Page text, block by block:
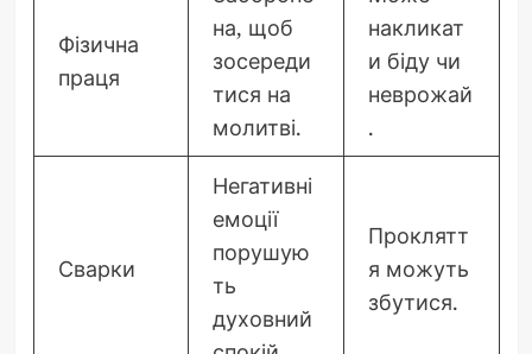
Фізична
праця
на, щоб
зосереди
тися на
молитві.
накликат
и біду чи
неврожай
.
Сварки
Негативні
емоції
порушую
ть
духовний
Проклятт
я можуть
збутися.